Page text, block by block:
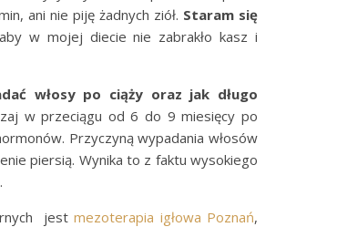
ani nie piję żadnych ziół. Staram się
w mojej diecie nie zabrakło kasz i
włosy po ciąży oraz jak długo
w przeciągu od 6 do 9 miesięcy po
Przyczyną wypadania włosów
piersią. Wynika to z faktu wysokiego
jestmezoterapia igłowa Poznań,